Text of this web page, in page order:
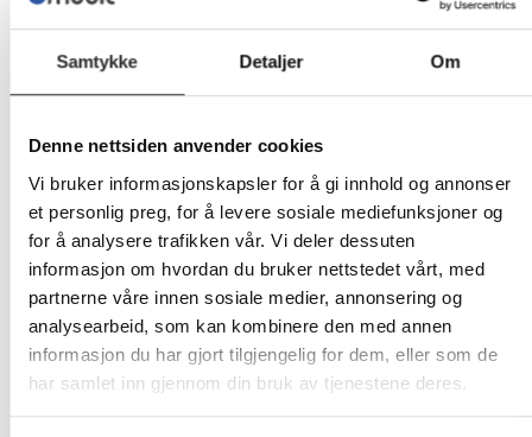
Samtykke Detaljer Om
Denne nettsiden anvender cookies
Vi bruker informasjonskapsler for å gi innhold og annonser
et personlig preg, for å levere sosiale mediefunksjoner og
for å analysere trafikken vår. Vi deler dessuten
informasjon om hvordan du bruker nettstedet vårt, med
partnerne våre innen sosiale medier, annonsering og
analysearbeid, som kan kombinere den med annen
informasjon du har gjort tilgjengelig for dem, eller som de
har samlet inn gjennom din bruk av tjenestene deres.
AI assistent
Spar tid og løft samtaleopplevelsen med AI som
transkriberer, analyserer og gir deg